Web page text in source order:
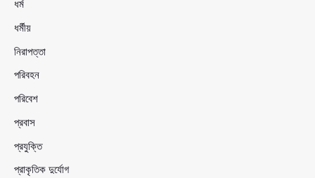
ধর্ম
ধর্মীয়
নিরাপত্তা
পরিবহন
পরিবেশ
প্রবাস
প্রযুক্তি
প্রাকৃতিক দুর্যোগ